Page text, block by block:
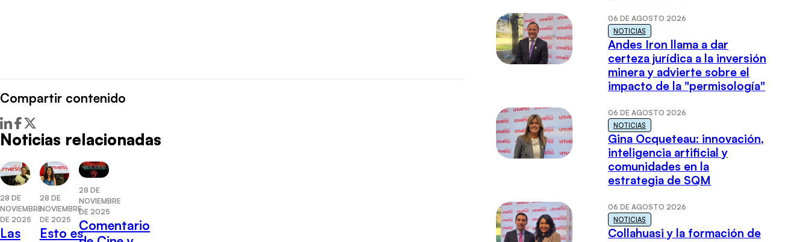
Compartir contenido
Noticias relacionadas
28 DE
NOVIEMBRE
DE 2025
Las
28 DE
NOVIEMBRE
DE 2025
Esto es
28 DE
NOVIEMBRE
DE 2025
Comentario
06 DE AGOSTO 2026
NOTICIAS
Andes Iron llama a dar
certeza jurídica a la inversión
minera y advierte sobre el
impacto de la "permisología"
06 DE AGOSTO 2026
NOTICIAS
Gina Ocqueteau: innovación,
inteligencia artificial y
comunidades en la
estrategia de SQM
06 DE AGOSTO 2026
NOTICIAS
Collahuasi y la formación de